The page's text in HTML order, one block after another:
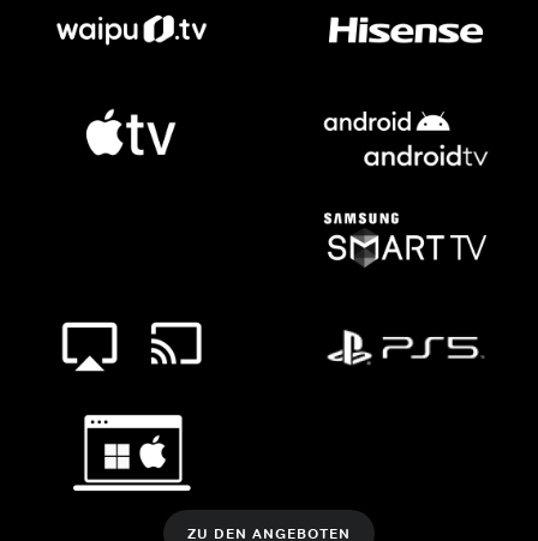
ZU DEN ANGEBOTEN